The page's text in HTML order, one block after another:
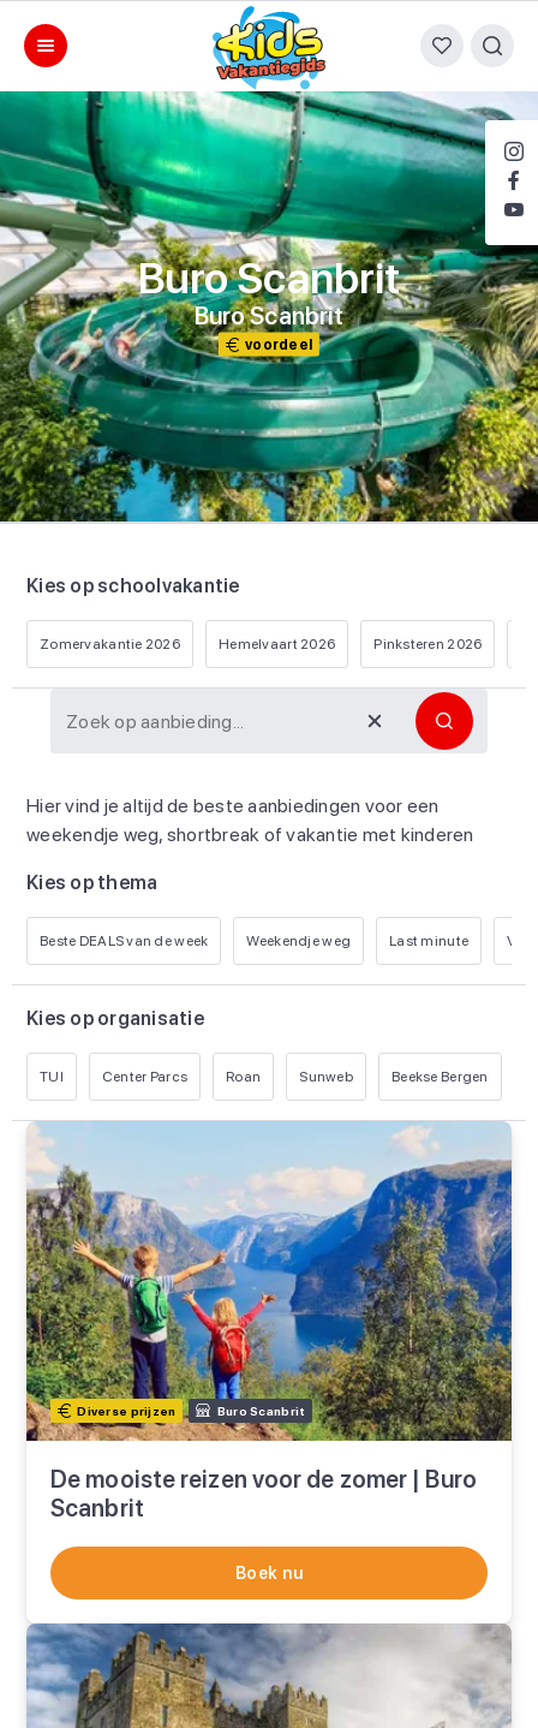
Buro Scanbrit
Buro Scanbrit
voordeel
Kies op schoolvakantie
Zomervakantie 2026 Hemelvaart 2026 Pinksteren 2026
Kies op thema
Beste DEALS van de week Weekendje weg Last minute
Kies op organisatie
TUI Center Parcs Roan Sunweb Beekse Bergen
Hier vind je altijd de beste aanbiedingen voor een
weekendje weg, shortbreak of vakantie met kinderen
Diverse prijzen Buro Scanbrit
De mooiste reizen voor de zomer | Buro
Scanbrit
Boek nu